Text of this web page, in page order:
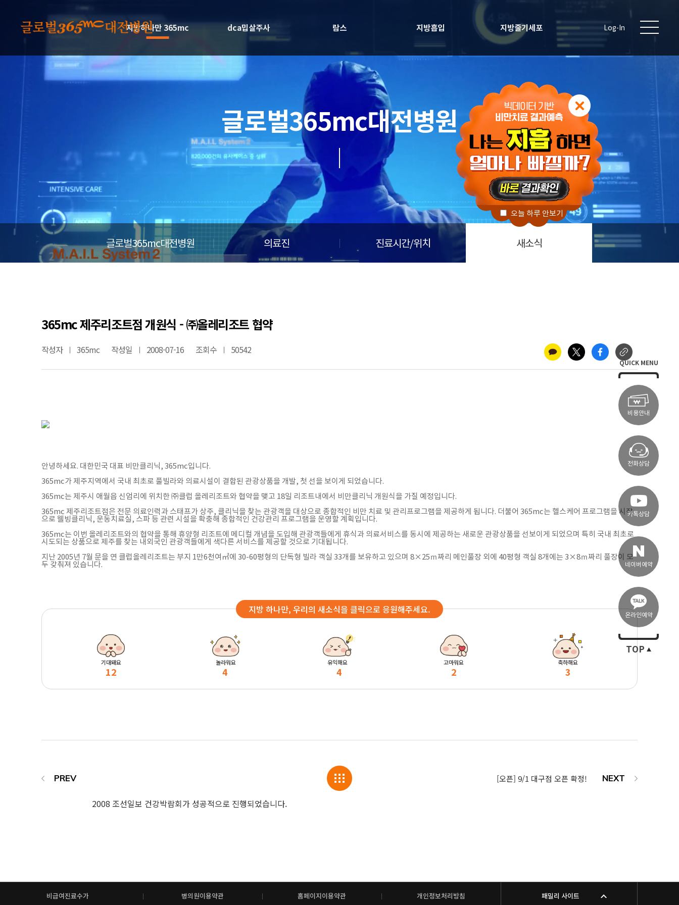
지방하나만 365mc dca밉살주사 람스 지방흡입 지방줄기세포 Log-In
글로벌365mc대전병원
글로벌365mc대전병원 의료진 진료시간/위치 새소식
365mc 제주리조트점 개원식 - ㈜올레리조트 협약
작성자 365mc 작성일 2008-07-16 조회수 50542
안녕하세요. 대한민국 대표 비만클리닉, 365mc입니다.
365mc가 제주지역에서 국내 최초로 풀빌라와 의료시설이 결합된 관광상품을 개발, 첫 선을 보이게 되었습니다.
365mc는 제주시 애월읍 신엄리에 위치한 ㈜클럽 올레리조트와 협약을 맺고 18일 리조트내에서 비만클리닉 개원식을 가질 예정입니다.
365mc 제주리조트점은 전문 의료인력과 스태프가 상주, 클리닉을 찾는 관광객을 대상으로 종합적인 비만 치료 및 관리프로그램을 제공하게 됩니다. 더불어 365mc는 헬스케어 프로그램을 시작
으로 웰빙클리닉, 운동치료실, 스파 등 관련 시설을 확충해 종합적인 건강관리 프로그램을 운영할 계획입니다.
365mc는 이번 올레리조트와의 협약을 통해 휴양형 리조트에 메디컬 개념을 도입해 관광객들에게 휴식과 의료서비스를 동시에 제공하는 새로운 관광상품을 선보이게 되었으며 특히 국내 최초로
시도되는 상품으로 제주를 찾는 내외국인 관광객들에게 색다른 서비스를 제공할 것으로 기대됩니다.
지난 2005년 7월 문을 연 클럽올레리조트는 부지 1만6천여㎡에 30-60평형의 단독형 빌라 객실 33개를 보유하고 있으며 8×25ｍ짜리 메인풀장 외에 40평형 객실 8개에는 3×8ｍ짜리 풀장이 모
두 갖춰져 있습니다.
지방 하나만, 우리의 새소식을 클릭으로 응원해주세요.
기대돼요
12
놀라워요
4
유익해요
4
고마워요
2
축하해요
3
2008 조선일보 건강박람회가 성공적으로 진행되었습니다.
[오픈] 9/1 대구점 오픈 확정!
QUICK MENU
비용안내
전화상담
카톡상담
네이버예약
온라인예약
TOP
오늘 하루 안보기
비급여진료수가 병의원이용약관 홈페이지이용약관 개인정보처리방침 패밀리 사이트